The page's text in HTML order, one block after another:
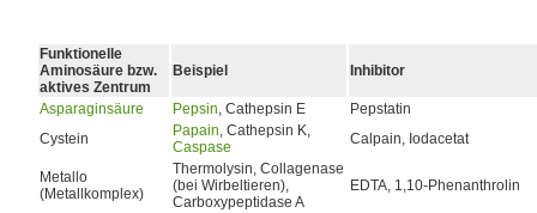
Funktionelle
Aminosäure bzw.
aktives Zentrum
Beispiel Inhibitor
Asparaginsäure Pepsin, Cathepsin E
Pepstatin
Cystein
Papain, Cathepsin K,
Caspase
Calpain, Iodacetat
Metallo
(Metallkomplex)
Thermolysin, Collagenase
(bei Wirbeltieren),
Carboxypeptidase A
EDTA, 1,10-Phenanthrolin